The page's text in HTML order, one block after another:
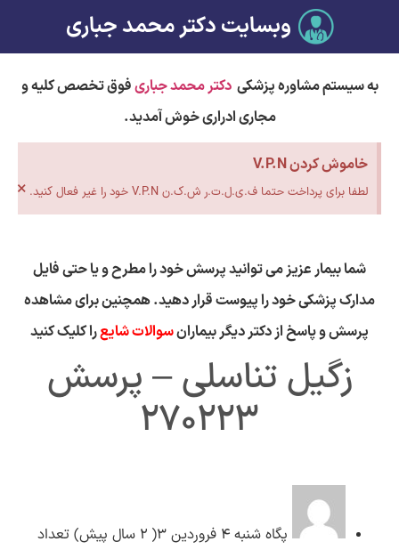
وبسایت دکتر محمد جباری
به سیستم مشاوره پزشکیدکتر محمد جباریفوق تخصص کلیه و
مجاری ادراری خوش آمدید.
خاموش کردن V.P.N
لطفا برای پرداخت حتما ف.ی.ل.ت.ر ش.ک.ن V.P.N خود را غیر فعال کنید. ×
شما بیمار عزیز می توانید پرسش خود را مطرح و یا حتی فایل
مدارک پزشکی خود را پیوست قرار دهید. همچنین برای مشاهده
پرسش و پاسخ از دکتر دیگر بیمارانسوالات شایعرا کلیک کنید
زگیل تناسلی – پرسش
270223
پگاه شنبه ۴ فروردین ۳( 2 سال پیش)
تعداد